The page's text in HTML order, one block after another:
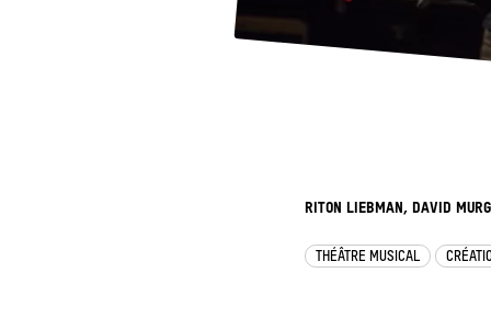
RITON LIEBMAN, DAVID
THÉÂTRE MUSICAL